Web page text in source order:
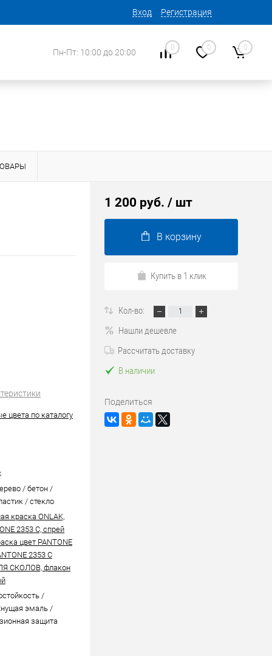
Вход Регистрация
Пн-Пт: 10:00 до 20:00 0 0 0
цвета по каталогу
/ бетон /
/ стекло
краска ONLAK,
2353 C, спрей
цвет PANTONE
2353 C
СКОЛОВ, флакон
/
эмаль /
защита
1 200 руб. / шт
В корзину
Купить в 1 клик
Кол-во:
Нашли дешевле
Рассчитать доставку
В наличии
Поделиться